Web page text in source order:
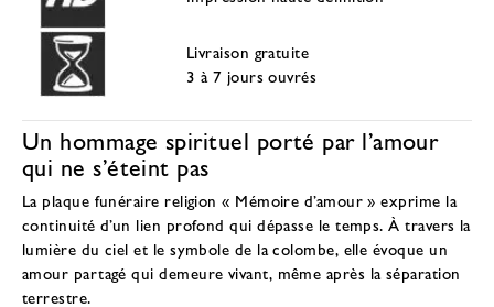
Livraison gratuite
3 à 7 jours ouvrés
Un hommage spirituel porté par l’amour
qui ne s’éteint pas
La plaque funéraire religion « Mémoire d’amour » exprime la
continuité d’un lien profond qui dépasse le temps. À travers la
lumière du ciel et le symbole de la colombe, elle évoque un
amour partagé qui demeure vivant, même après la séparation
terrestre.